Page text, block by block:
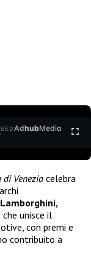
AdhubMedia
di Venezia celebra
unisce il
con premi e
contribuito a